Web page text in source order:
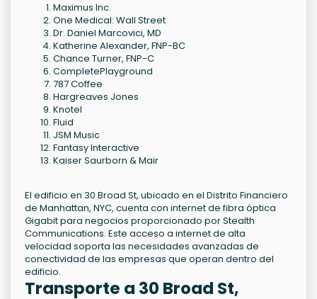
Maximus Inc.
One Medical: Wall Street
Dr. Daniel Marcovici, MD
Katherine Alexander, FNP-BC
Chance Turner, FNP-C
CompletePlayground
787 Coffee
Hargreaves Jones
Knotel
Fluid
JSM Music
Fantasy Interactive
Kaiser Saurborn & Mair
El edificio en 30 Broad St, ubicado en el Distrito Financiero
de Manhattan, NYC, cuenta con internet de fibra óptica
Gigabit para negocios proporcionado por Stealth
Communications. Este acceso a internet de alta
velocidad soporta las necesidades avanzadas de
conectividad de las empresas que operan dentro del
edificio.
Transporte a 30 Broad St,